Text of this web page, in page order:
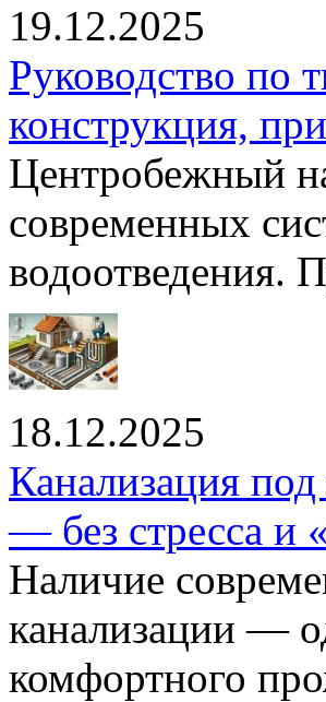
19.12.2025
Руководство по
конструкция,
Центробежный
современных
водоотведения.
18.12.2025
Канализация
— без стресса и
Наличие
канализации —
комфортного